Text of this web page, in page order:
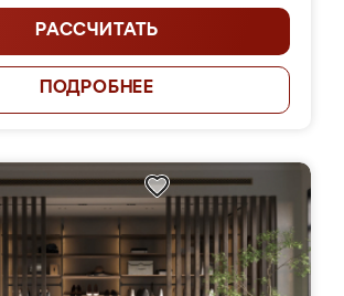
РАССЧИТАТЬ
ПОДРОБНЕЕ